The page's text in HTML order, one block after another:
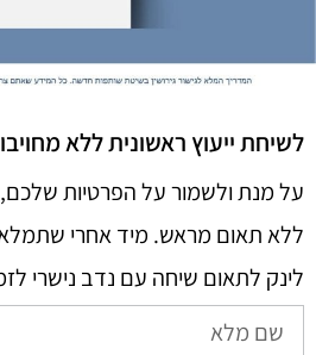
לשיחת ייעוץ ראשונית ללא
על מנת ולשמור על הפרטיות
ללא תאום מראש. מיד אחרי
לינק לתאום שיחה עם נדב נישרי